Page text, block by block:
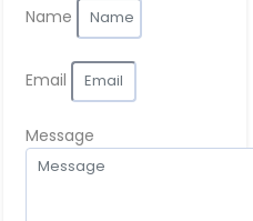
Name
Email
Message